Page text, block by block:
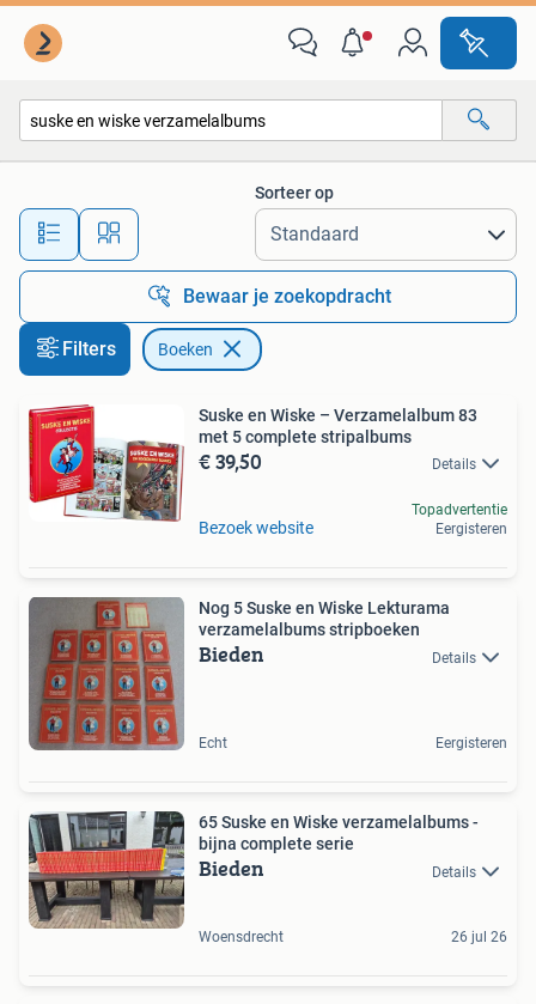
Alle afstanden…
Sorteer op
Bewaar je zoekopdracht
Filters Boeken
Suske en Wiske – Verzamelalbum 83
met 5 complete stripalbums
€ 39,50 Details
Bezoek website
Topadvertentie
Eergisteren
Nog 5 Suske en Wiske Lekturama
verzamelalbums stripboeken
Bieden Details
Echt Eergisteren
65 Suske en Wiske verzamelalbums -
bijna complete serie
Bieden Details
Woensdrecht 26 jul 26